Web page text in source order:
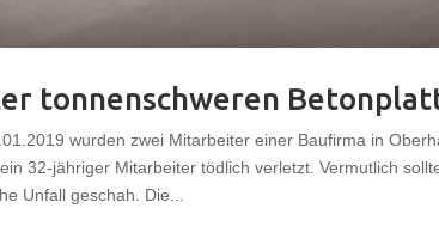
tonnenschweren
wurden zwei Mitarbeiter einer Baufirma in
32-jähriger Mitarbeiter tödlich verletzt. Vermutlich
Unfall geschah. Die...